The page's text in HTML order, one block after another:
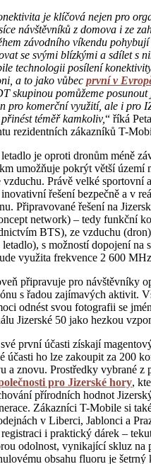
je klíčová nejen pro
návštěvníků z domova i ze
závodního víkendu
se svými blízkými a sdílet s
technologii posílení
a to jako vůbec první v
skupinou pomůžeme
pro komerční využití, ale i pro
téměř kamkoliv,“ říká
rezidentních zákazníků T-
je oproti dronům méně
umožňuje pokrýt větší území
Právě velké sportovní
řešení bezpečně a v
Připravované řešení na
network) – tedy funkční
BTS), ze vzduchu
s možností dopojení na
využita frekvence 2 600
připravuje pro návštěvníky
s řadou zajímavých aktivit.
odnést svou fotografii se
Jizerské 50 jako hezkou
první účasti získají
účasti ho lze zakoupit za 200
a znovu. Prostředky vybrané z
pro Jizerské hory,
přírodních hodnot
Zákazníci T-Mobile si
v Liberci, Jablonci a
i praktický dárek –
odolnost, vynikající skluz na
obsahu fluoru je šetrný